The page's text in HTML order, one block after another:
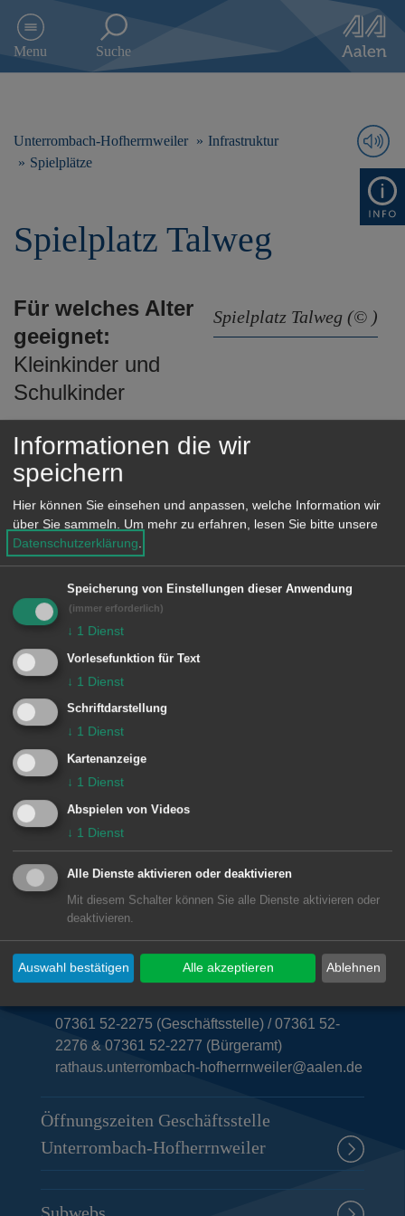
e
e
Menu Suche
Unterrombach-Hofherrnweiler
Infrastruktur
Spielplätze
Spielplatz Talweg
Spielplatz Talweg (© )
Für welches Alter
geeignet:
Kleinkinder und
Schulkinder
Spielmöglichkeiten:
Klettern
Rutschen
Schaukeln
Sandspielen
Karussellfahren/Drehpilz
Ballspielen/Bolztor
Lage im GIS-Geodatenportal anzeigen
Unsere Anschrift
Geschäftsstelle Unterrombach-Hofherrnweiler
Wellandstraße 58
07361 52-2275 (Geschäftsstelle) / 07361 52-
2276 & 07361 52-2277 (Bürgeramt)
rathaus.unterrombach-hofherrnweiler@aalen.de
Öffnungszeiten Geschäftsstelle
Unterrombach-Hofherrnweiler
Informationen die wir
speichern
Hier können Sie einsehen und anpassen, welche Information wir
über Sie sammeln.
Um mehr zu erfahren, lesen Sie bitte unsere
Datenschutzerklärung
Speicherung von Einstellungen dieser Anwendung
(immer erforderlich)
↓ 1 Dienst
Vorlesefunktion für Text
↓ 1 Dienst
Schriftdarstellung
↓ 1 Dienst
Kartenanzeige
↓ 1 Dienst
Abspielen von Videos
↓ 1 Dienst
Alle Dienste aktivieren oder deaktivieren
Mit diesem Schalter können Sie alle Dienste aktivieren oder
deaktivieren.
Ablehnen
Auswahl bestätigen Alle akzeptieren